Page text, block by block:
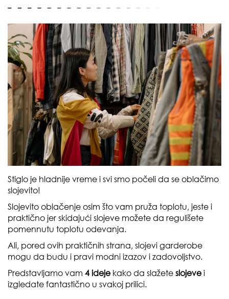
Stiglo je hladnije vreme i svi smo počeli da se oblačimo
slojevito!
Slojevito oblačenje osim što vam pruža toplotu, jeste i
praktično jer skidajući slojeve možete da regulišete
pomennutu toplotu odevanja.
Ali, pored ovih praktičnih strana, slojevi garderobe
mogu da budu i pravi modni izazov i zadovoljstvo.
Predstavljamo vam 4 idejekako da slažete slojevei
izgledate fantastično u svakoj prilici.